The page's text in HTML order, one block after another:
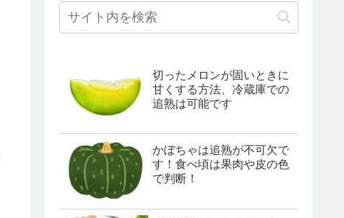
切ったメロンが固いときに
甘くする方法、冷蔵庫での
追熟は可能です
かぼちゃは追熟が不可欠で
す！食べ頃は果肉や皮の色
で判断！